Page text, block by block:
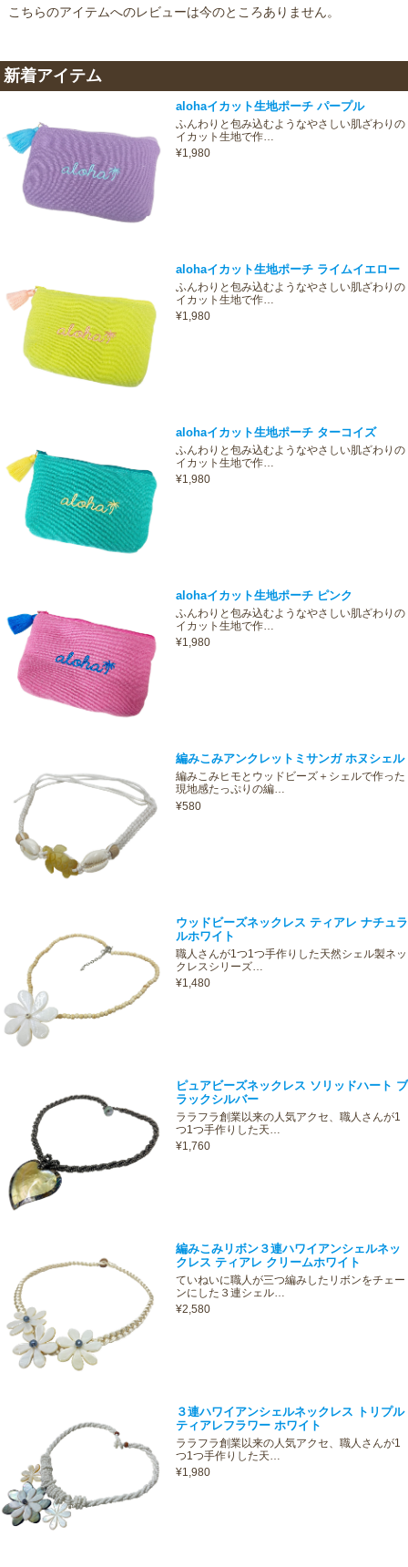
こちらのアイテムへのレビューは今のところありません。
新着アイテム
alohaイカット生地ポーチ パープル
ふんわりと包み込むようなやさしい肌ざわりの
イカット生地で作…
¥1,980
alohaイカット生地ポーチ ライムイエロー
ふんわりと包み込むようなやさしい肌ざわりの
イカット生地で作…
¥1,980
alohaイカット生地ポーチ ターコイズ
ふんわりと包み込むようなやさしい肌ざわりの
イカット生地で作…
¥1,980
alohaイカット生地ポーチ ピンク
ふんわりと包み込むようなやさしい肌ざわりの
イカット生地で作…
¥1,980
編みこみアンクレットミサンガ ホヌシェル
編みこみヒモとウッドビーズ＋シェルで作った
現地感たっぷりの編…
¥580
ウッドビーズネックレス ティアレ ナチュラ
ルホワイト
職人さんが1つ1つ手作りした天然シェル製ネッ
クレスシリーズ…
¥1,480
ピュアビーズネックレス ソリッドハート ブ
ラックシルバー
ララフラ創業以来の人気アクセ、職人さんが1
つ1つ手作りした天…
¥1,760
編みこみリボン３連ハワイアンシェルネッ
クレス ティアレ クリームホワイト
ていねいに職人が三つ編みしたリボンをチェー
ンにした３連シェル…
¥2,580
３連ハワイアンシェルネックレス トリプル
ティアレフラワー ホワイト
ララフラ創業以来の人気アクセ、職人さんが1
つ1つ手作りした天…
¥1,980